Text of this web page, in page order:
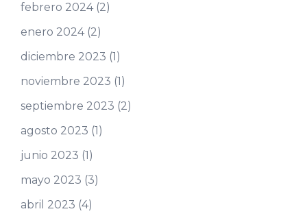
febrero 2024(2)
enero 2024(2)
diciembre 2023 (1)
noviembre 2023 (1)
septiembre 2023 (2)
agosto 2023 (1)
junio 2023 (1)
mayo 2023 (3)
abril 2023 (4)